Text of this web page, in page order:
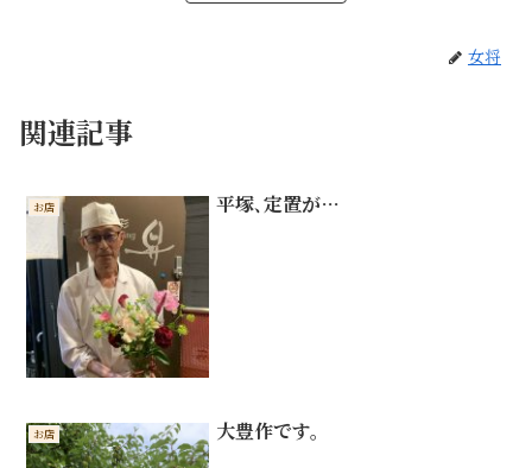
女将
関連記事
お店 平塚､定置が…
お店 大豊作です。